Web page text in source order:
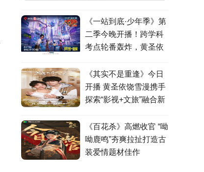
《一站到底·少年季》第
二季今晚开播！跨学科
考点轮番轰炸，黄圣依
《其实不是重逢》今日
开播 黄圣依饶雪漫携手
探索“影视+文旅”融合新
《百花杀》高燃收官 “呦
呦鹿鸣”夯爽拉扯打造古
装爱情题材佳作